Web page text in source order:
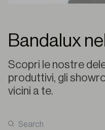
Bandalux
Scopri le nostre
produttivi, gli
vicini a te.